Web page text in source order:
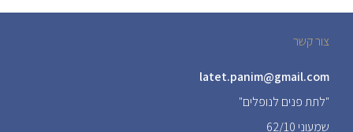
צור קשר
latet.panim@gmail.com
"לתת פנים לנופלים"
שמעוני 62/10